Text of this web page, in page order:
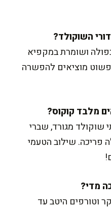
ושומרת במקפיא
מוציאים להפשרה
שוקולד מגורד, שברי
פריכה. שילוב הטעמי
וטורפים היטב עד